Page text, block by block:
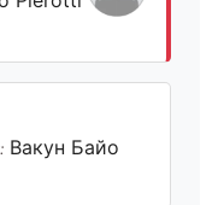
Вакун Байо